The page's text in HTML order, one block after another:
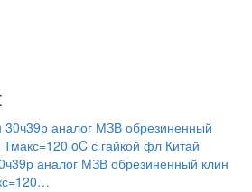
аналог МЗВ обрезиненный клин